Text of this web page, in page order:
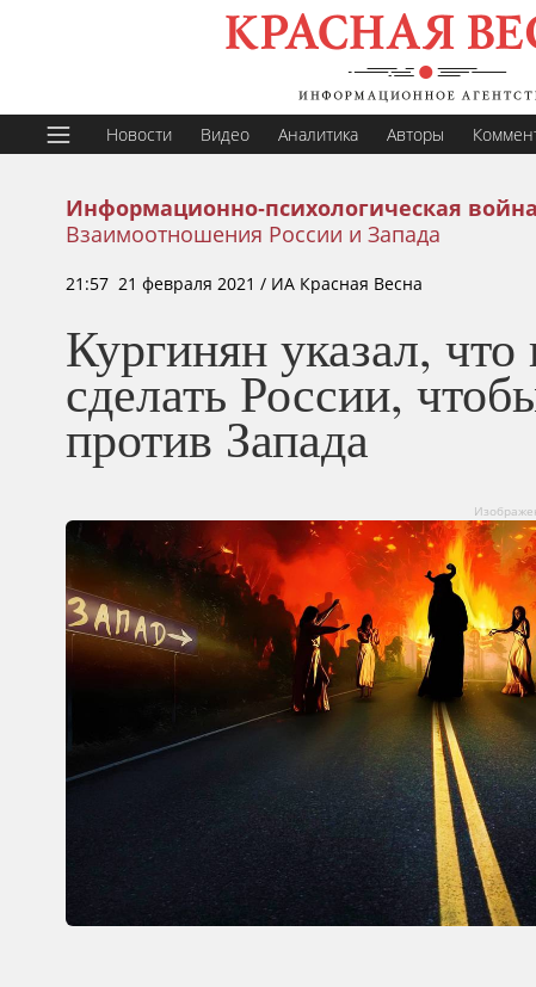
Новости Видео Аналитика Авторы
Информационно-психологическая война
Взаимоотношения России и Запада
21:57 21 февраля 2021 / ИА Красная Весна
Кургинян указал,
сделать России,
против Запада